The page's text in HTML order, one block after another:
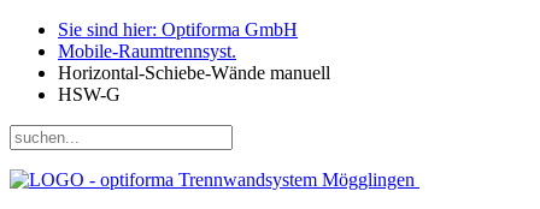
Sie sind hier: Optiforma GmbH
Mobile-Raumtrennsyst.
Horizontal-Schiebe-Wände manuell
HSW-G